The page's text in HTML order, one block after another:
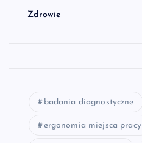
Zdrowie
badania diagnostyczne
ergonomia miejsca pracy